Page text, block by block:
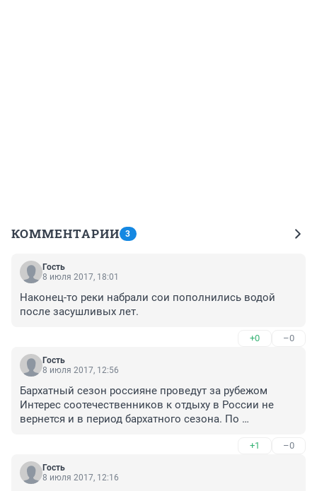
КОММЕНТАРИИ 3
Гость
8 июля 2017, 18:01
Наконец-то реки набрали сои пополнились водой
после засушливых лет.
+0 –0
Гость
8 июля 2017, 12:56
Бархатный сезон россияне проведут за рубежом
Интерес соотечественников к отдыху в России не
вернется и в период бархатного сезона. По
российских курортов снизилась более чем в три раза.
Вслед за организованными туристами отдавать
предпочтение поездкам за границу начали и
+1 –0
Гость
8 июля 2017, 12:16